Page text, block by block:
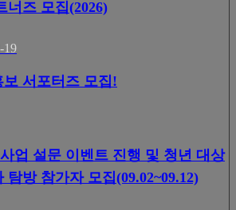
너즈 모집(2026)
19
보 서포터즈 모집!
업 설문 이벤트 진행 및 청년 대상
탐방 참가자 모집(09.02~09.12)